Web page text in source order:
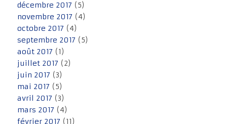
décembre 2017 (5)
novembre 2017 (4)
octobre 2017 (4)
septembre 2017 (5)
août 2017 (1)
juillet 2017 (2)
juin 2017 (3)
mai 2017 (5)
avril 2017 (3)
mars 2017 (4)
février 2017 (11)